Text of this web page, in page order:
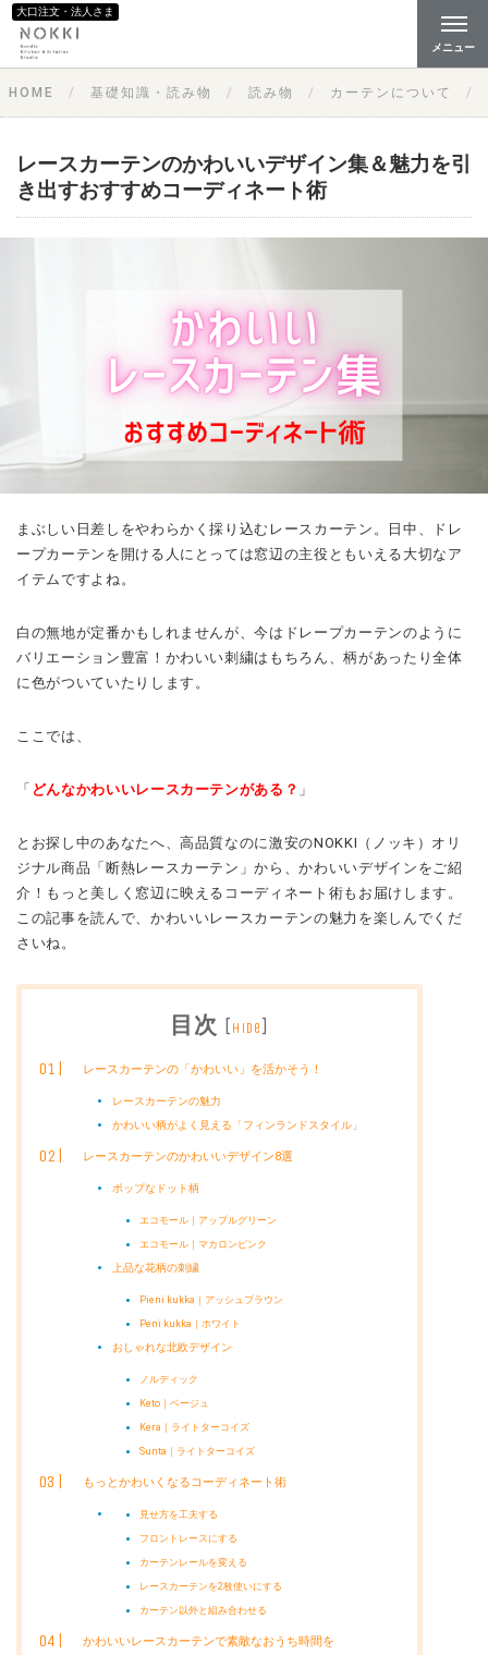
大口注文・法人さま
メニュー
HOME 基礎知識・読み物 読み物 カーテンについて
レースカーテンのかわいいデザイン集＆魅力を引
き出すおすすめコーディネート術
まぶしい日差しをやわらかく採り込むレースカーテン。日中、ドレ
ープカーテンを開ける人にとっては窓辺の主役ともいえる大切なア
イテムですよね。
白の無地が定番かもしれませんが、今はドレープカーテンのように
バリエーション豊富！かわいい刺繍はもちろん、柄があったり全体
に色がついていたりします。
ここでは、
「 どんなかわいいレースカーテンがある？ 」
とお探し中のあなたへ、高品質なのに激安のNOKKI（ノッキ）オリ
ジナル商品「断熱レースカーテン」から、かわいいデザインをご紹
介！もっと美しく窓辺に映えるコーディネート術もお届けします。
この記事を読んで、かわいいレースカーテンの魅力を楽しんでくだ
さいね。
目次 [hide]
レースカーテンの「かわいい」を活かそう！
レースカーテンの魅力
かわいい柄がよく見える「フィンランドスタイル」
レースカーテンのかわいいデザイン8選
ポップなドット柄
エコモール｜アップルグリーン
エコモール｜マカロンピンク
上品な花柄の刺繍
Pieni kukka｜アッシュブラウン
Peni kukka｜ホワイト
おしゃれな北欧デザイン
ノルディック
Keto｜ベージュ
Kera｜ライトターコイズ
Sunta｜ライトターコイズ
もっとかわいくなるコーディネート術
見せ方を工夫する
フロントレースにする
カーテンレールを変える
レースカーテンを2枚使いにする
カーテン以外と組み合わせる
かわいいレースカーテンで素敵なおうち時間を